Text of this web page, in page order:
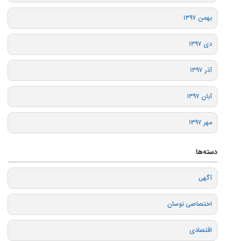
بهمن ۱۳۹۷
دی ۱۳۹۷
آذر ۱۳۹۷
آبان ۱۳۹۷
مهر ۱۳۹۷
دسته‌ها
آگهی
اختصاصی نوسان
اقتصادی